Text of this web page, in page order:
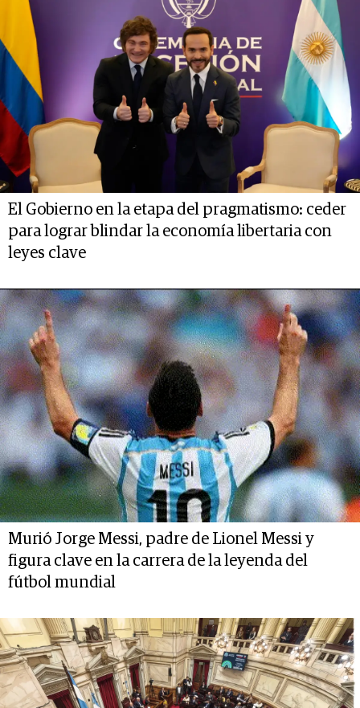
El Gobierno en la etapa del pragmatismo: ceder
para lograr blindar la economía libertaria con
leyes clave
Murió Jorge Messi, padre de Lionel Messi y
figura clave en la carrera de la leyenda del
fútbol mundial